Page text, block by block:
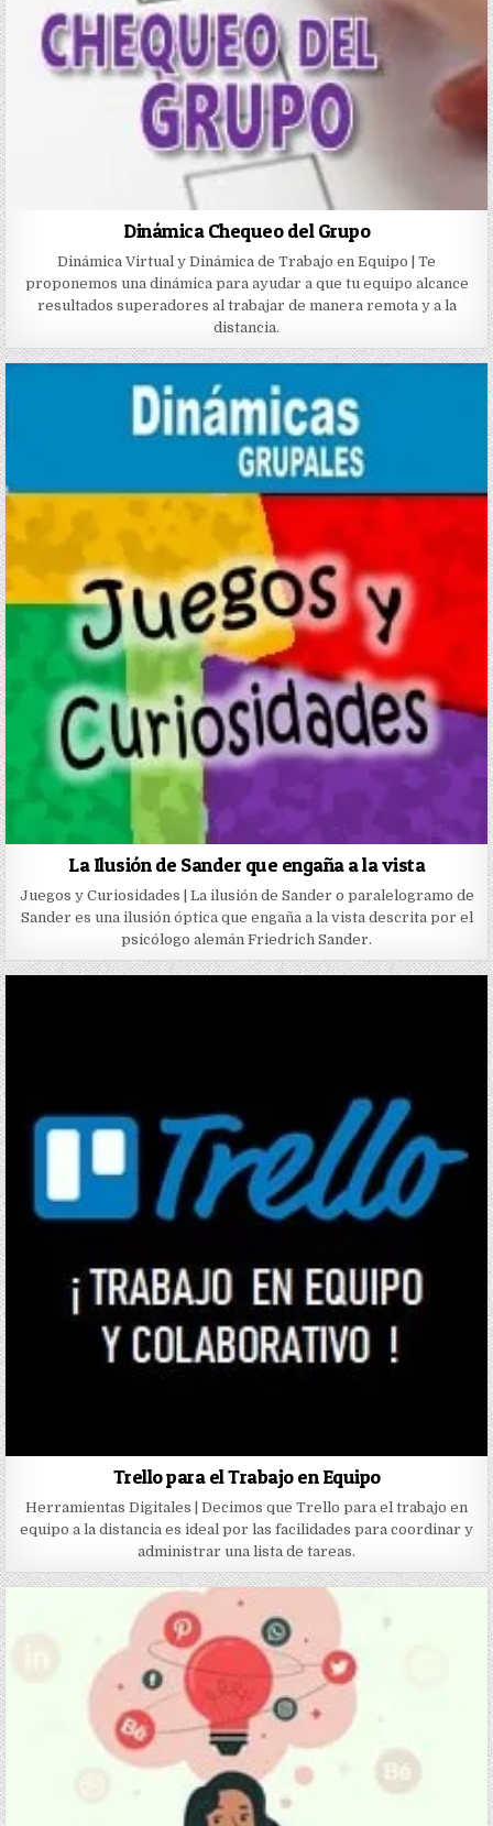
Dinámica Chequeo del Grupo
Dinámica Virtual y Dinámica de Trabajo en Equipo | Te
proponemos una dinámica para ayudar a que tu equipo alcance
resultados superadores al trabajar de manera remota y a la
distancia.
La Ilusión de Sander que engaña a la vista
Juegos y Curiosidades | La ilusión de Sander o paralelogramo de
Sander es una ilusión óptica que engaña a la vista descrita por el
psicólogo alemán Friedrich Sander.
Trello para el Trabajo en Equipo
Herramientas Digitales | Decimos que Trello para el trabajo en
equipo a la distancia es ideal por las facilidades para coordinar y
administrar una lista de tareas.